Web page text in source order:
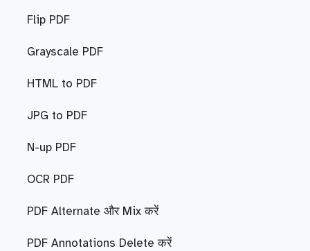
Flip PDF
Grayscale PDF
HTML to PDF
JPG to PDF
N-up PDF
OCR PDF
PDF Alternate और Mix करें
PDF Annotations Delete करें